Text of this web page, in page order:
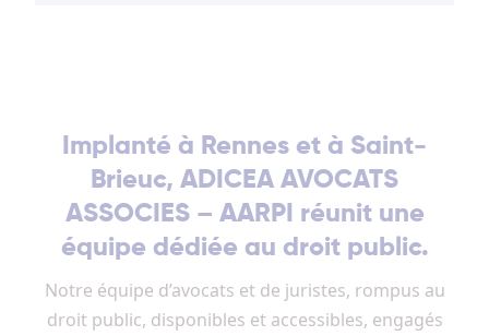
Implanté à Rennes et à Saint-
Brieuc, ADICEA AVOCATS
ASSOCIES – AARPI réunit une
équipe dédiée au droit public.
Notre équipe d’avocats et de juristes, rompus au
droit public, disponibles et accessibles, engagés